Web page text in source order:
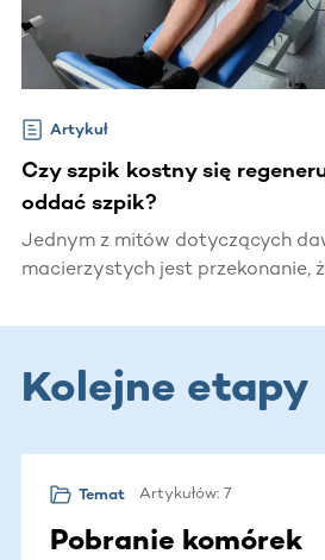
Artykuł
Czy szpik kostny się
oddać szpik?
Jednym z mitów dotyczących
macierzystych jest przekonanie,
samego Dawcy lub dla kogoś z
ciągu ok. 2 tygodni, więc Dawcą
wielokrotnie.
Kolejne etapy
Temat Artykułów: 7
Pobranie komórek